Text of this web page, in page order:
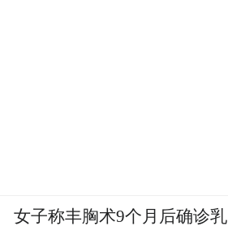
女子称丰胸术9个月后确诊乳